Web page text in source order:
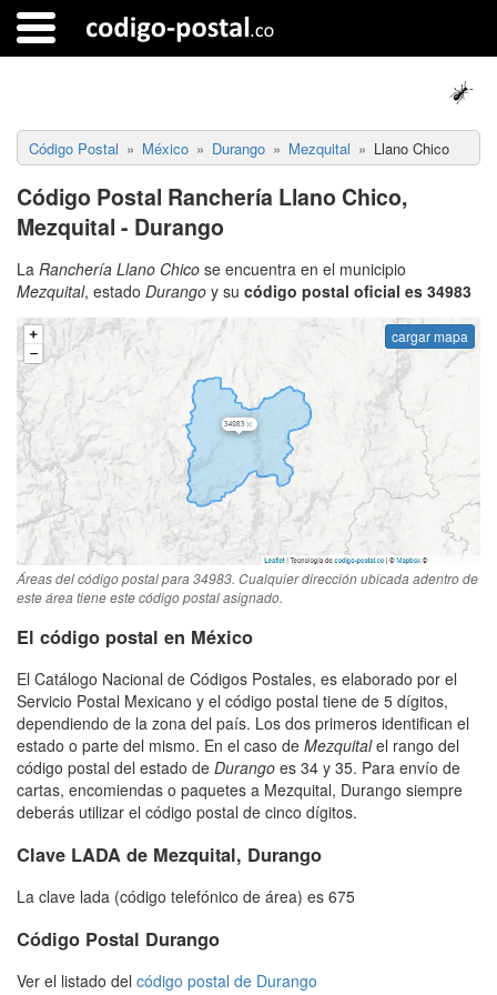
Código Postal México Durango Mezquital Llano Chico
Código Postal Ranchería Llano Chico,
Mezquital - Durango
La Ranchería Llano Chico se encuentra en el municipio
Mezquital, estado Durango y su código postal oficial es 34983
cargar mapa
Áreas del código postal para 34983. Cualquier dirección ubicada adentro de
este área tiene este código postal asignado.
El código postal en México
El Catálogo Nacional de Códigos Postales, es elaborado por el
Servicio Postal Mexicano y el código postal tiene de 5 dígitos,
dependiendo de la zona del país. Los dos primeros identifican el
estado o parte del mismo. En el caso de Mezquitalel rango del
código postal del estado de Durango es 34 y 35. Para envío de
cartas, encomiendas o paquetes a Mezquital, Durango siempre
deberás utilizar el código postal de cinco dígitos.
Clave LADA de Mezquital, Durango
La clave lada (código telefónico de área) es 675
Código Postal Durango
Ver el listado del código postal de Durango